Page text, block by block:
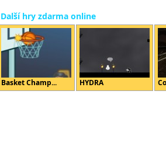
Další hry zdarma online
Basket Champ... HYDRA